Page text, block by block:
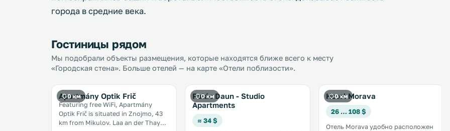
города в средние века.
Гостиницы рядом
Мы подобрали объекты размещения, которые находятся ближе всего к месту
«Городская стена». Больше отелей — на карте «Отели поблизости».
0 км
Apartmány Optik Frič
Featuring free WiFi, Apartmány
Optik Frič is situated in Znojmo, 43
km from Mikulov. Laa an der Thaya
0 км
Palác Daun - Studio
Apartments
≈ 34 $
0 км
Hotel Morava
26 … 108 $
Отель Morava удобно расположен